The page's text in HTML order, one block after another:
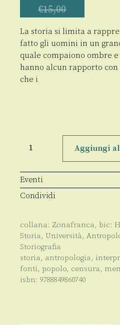
€15,00
La storia si limita a
fatto gli uomini in un
quale compaiono ombre
hanno alcun rapporto
che i
della
Aggiungi
Eventi
Condividi
collana: Zonafranca, bic:
Storia, Università,
Storiografia
storia, antropologia,
fonti, popolo, censura,
isbn: 9788849860740